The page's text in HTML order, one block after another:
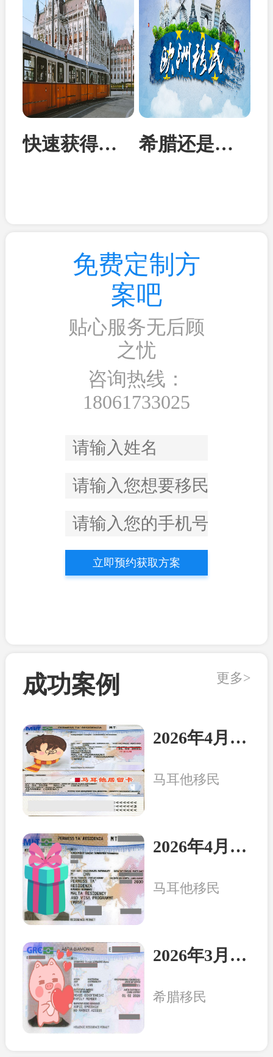
快速获得欧洲身份：匈牙利投资移民成为性价比首选 希腊还是马耳他？从身份到教育全面对比两国移民优势
免费定制方
案吧
贴心服务无后顾
之忧
咨询热线：
18061733025
立即预约获取方案
成功案例 更多>
2026年4月21日：马耳他客户顺利收到永居卡
马耳他移民
2026年4月8日：马耳他客户一家三口收到永居卡
马耳他移民
2026年3月20日：希腊客户一家三口收获永居卡
希腊移民